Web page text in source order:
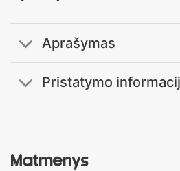
Matmenys
Aprašymas
Pristatymo